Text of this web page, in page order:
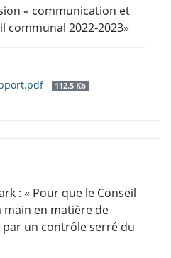
« communication et
communal 2022-2023»
112.5 Kb
: « Pour que le Conseil
en matière de
un contrôle serré du